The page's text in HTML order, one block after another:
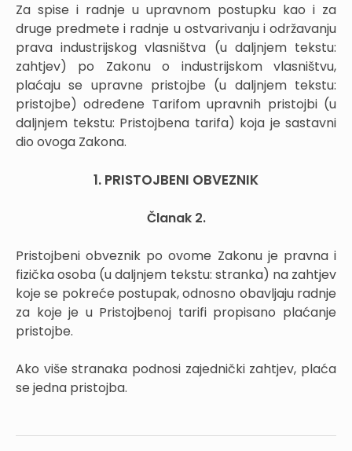
Za spise i radnje u upravnom postupku kao i za
druge predmete i radnje u ostvarivanju i održavanju
prava industrijskog vlasništva (u daljnjem tekstu:
zahtjev) po Zakonu o industrijskom vlasništvu,
plaćaju se upravne pristojbe (u daljnjem tekstu:
pristojbe) određene Tarifom upravnih pristojbi (u
daljnjem tekstu: Pristojbena tarifa) koja je sastavni
dio ovoga Zakona.
1. PRISTOJBENI OBVEZNIK
Članak 2.
Pristojbeni obveznik po ovome Zakonu je pravna i
fizička osoba (u daljnjem tekstu: stranka) na zahtjev
koje se pokreće postupak, odnosno obavljaju radnje
za koje je u Pristojbenoj tarifi propisano plaćanje
pristojbe.
Ako više stranaka podnosi zajednički zahtjev, plaća
se jedna pristojba.